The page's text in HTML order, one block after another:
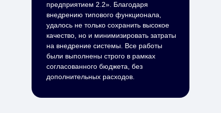
предприятием 2.2». Благодаря
внедрению типового функционала,
удалось не только сохранить высокое
качество, но и минимизировать затраты
на внедрение системы. Все работы
были выполнены строго в рамках
согласованного бюджета, без
дополнительных расходов.